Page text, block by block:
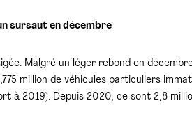
sursaut en décembre
Malgré un léger rebond en
million de véhicules particuliers
à 2019). Depuis 2020, ce sont 2,8